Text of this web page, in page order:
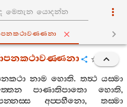
නාම හොති. තත්‍ථ යස‍්මා
පාණාතිපාතො හොති,
අප‍්පහීනො, තස‍්මා